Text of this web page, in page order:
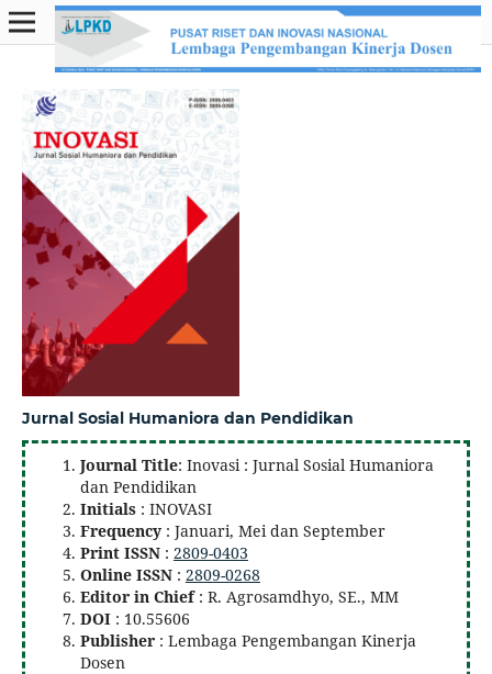
Jurnal Sosial Humaniora dan Pendidikan
Journal Title: Inovasi : Jurnal Sosial Humaniora
dan Pendidikan
Initials : INOVASI
Frequency : Januari, Mei dan September
Print ISSN : 2809-0403
Online ISSN : 2809-0268
Editor in Chief : R. Agrosamdhyo, SE., MM
DOI : 10.55606
Publisher : Lembaga Pengembangan Kinerja
Dosen